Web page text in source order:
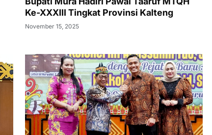
Ke-XXXIII Tingkat Provinsi Kalteng
November 15, 2025